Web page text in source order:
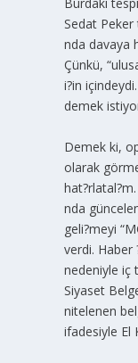
Sedat
nda davaya
Çünkü,
i?in
demek
Demek ki,
olarak
nda
geli?meyi
verdi. Haber
nedeniyle iç
Siyaset
nitelenen
ifadesiyle El